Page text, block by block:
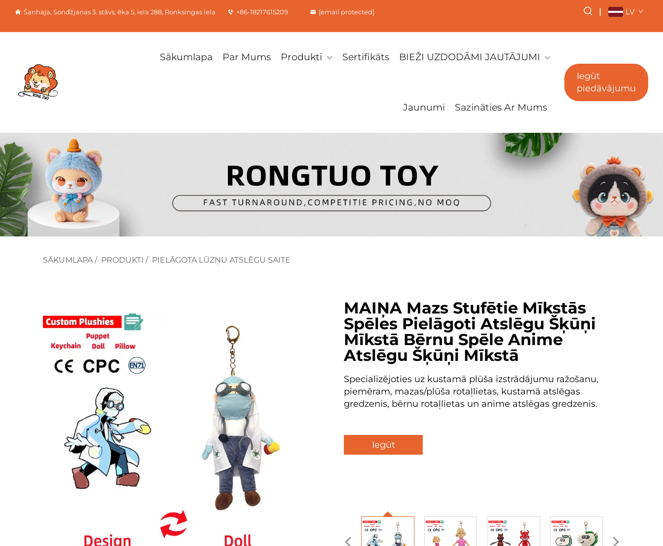
Šanhaja, Sonđžjaņas 3. stāvs, ēka 5, iela 288, Ronksingas iela +86-18217615209 [email protected] | LV
Sākumlapa Par Mums Produkti Sertifikāts BIEŽI UZDODĀMI JAUTĀJUMI
Jaunumi Sazināties Ar Mums
Iegūt
piedāvājumu
SĀKUMLAPA/ PRODUKTI / PIELĀGOTA LŪZŅU ATSLĒGU SAITE
MAIŅA Mazs Stufētie Mīkstās
Spēles Pielāgoti Atslēgu Šķūņi
Mīkstā Bērnu Spēle Anime
Atslēgu Šķūņi Mīkstā
Specializējoties uz kustamā plūša izstrādājumu ražošanu,
piemēram, mazas/plūša rotaļlietas, kustamā atslēgas
gredzenis, bērnu rotaļlietas un anime atslēgas gredzenis.
Iegūt